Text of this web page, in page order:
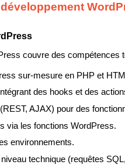
couvre des compétences
sur-mesure en PHP et
des hooks et des
AJAX) pour des
via les fonctions WordPress.
environnements.
technique (requêtes